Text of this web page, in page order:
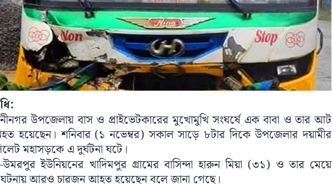
উপজেলায় বাস ও প্রাইভেটকারের মুখোমুখি সংঘর্ষে এক বাবা ও তার আট
হয়েছেন। শনিবার (১ নভেম্বর) সকাল সাড়ে ৮টার দিকে উপজেলার দয়ামীর
মহাসড়কে এ দুর্ঘটনা ঘটে।
ইউনিয়নের খাদিমপুর গ্রামের বাসিন্দা হারুন মিয়া (৩১) ও তার মেয়ে
আরও চারজন আহত হয়েছেন বলে জানা গেছে।